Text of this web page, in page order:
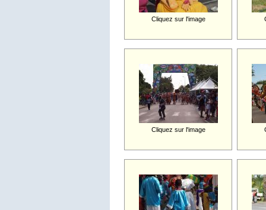
Cliquez sur l'image
Cliquez sur l'image